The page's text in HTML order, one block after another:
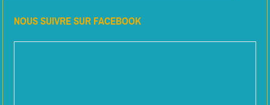
NOUS SUIVRE SUR FACEBOOK